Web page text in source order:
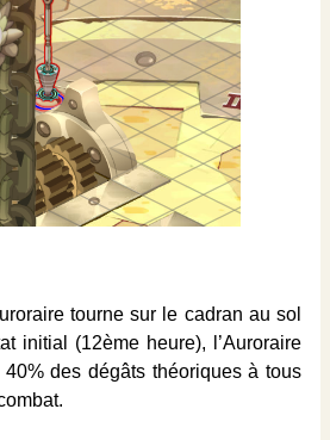
tourne sur le cadran au sol
initial (12ème heure), l’Auroraire
des dégâts théoriques à tous